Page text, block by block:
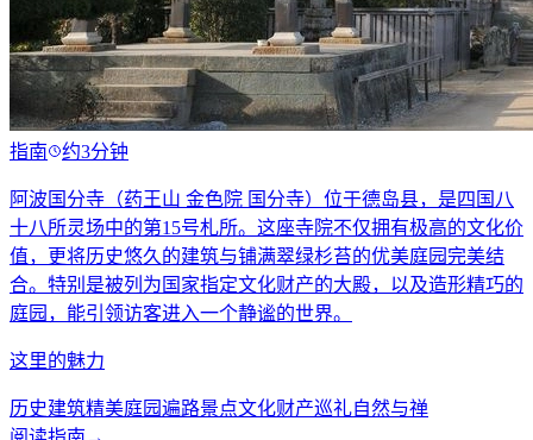
指南 约3分钟
阿波国分寺（药王山 金色院 国分寺）位于德岛县，是四国八
十八所灵场中的第15号札所。这座寺院不仅拥有极高的文化价
值，更将历史悠久的建筑与铺满翠绿杉苔的优美庭园完美结
合。特别是被列为国家指定文化财产的大殿，以及造形精巧的
庭园，能引领访客进入一个静谧的世界。
这里的魅力
历史建筑精美庭园遍路景点文化财产巡礼自然与禅